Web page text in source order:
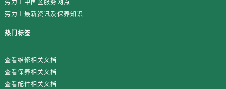
陕西省西安市碑林区南关正街88号华侨城长安国际中心E座6楼10室劳力士售后服务中心（需提前预约）
劳力士中国区服务网点
劳力士最新资讯及保养知识
热门标签
查看维修相关文档
查看保养相关文档
查看配件相关文档